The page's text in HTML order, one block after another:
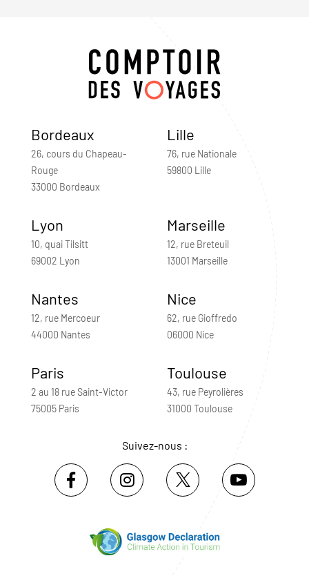
Bordeaux
26, cours du Chapeau-
Rouge
33000 Bordeaux
Lille
76, rue Nationale
59800 Lille
Lyon
10, quai Tilsitt
69002 Lyon
Marseille
12, rue Breteuil
13001 Marseille
Nantes
12, rue Mercoeur
44000 Nantes
Nice
62, rue Gioffredo
06000 Nice
Paris
2 au 18 rue Saint-Victor
75005 Paris
Toulouse
43, rue Peyrolières
31000 Toulouse
Suivez-nous :